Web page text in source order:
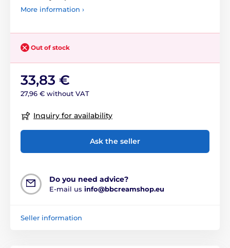
More information ›
Out of stock
33,83 €
27,96 € without VAT
Inquiry for availability
Ask the seller
Do you need advice?
E-mail us info@bbcreamshop.eu
Seller information